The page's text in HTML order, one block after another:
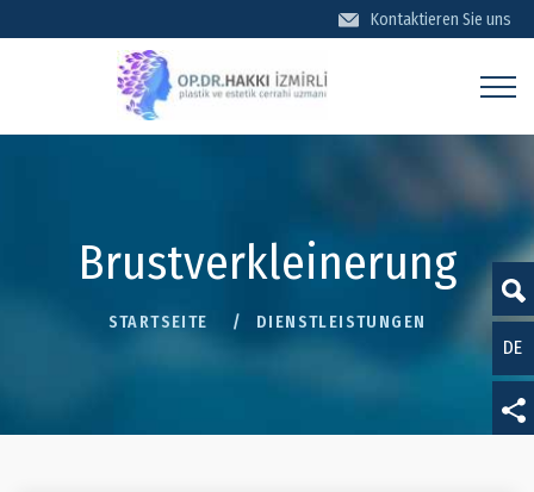
DE
TR
EN
Kontaktieren Sie uns
KONTAKTİEREN SİE UNS
Brustverkleinerung
STARTSEITE DIENSTLEISTUNGEN